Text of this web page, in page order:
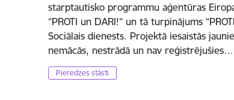
starptautisko programmu aģentūras
“PROTI un DARI!” un tā turpinājums
Sociālais dienests. Projektā iesaistās
nemācās, nestrādā un nav reģistrējušies…
Pieredzes stāsti